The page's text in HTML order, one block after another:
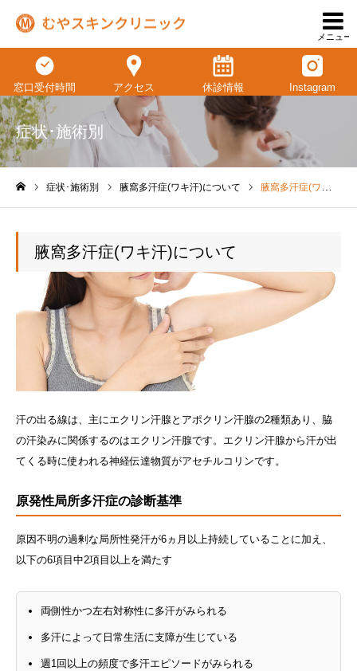
メニュー
窓口受付時間 アクセス 休診情報 Instagram
症状･施術別
症状･施術別 腋窩多汗症(ワキ汗)について 腋窩多汗症(ワキ汗)について
腋窩多汗症(ワキ汗)について
汗の出る線は、主にエクリン汗腺とアポクリン汗腺の2種類あり、脇
の汗染みに関係するのはエクリン汗腺です。エクリン汗腺から汗が出
てくる時に使われる神経伝達物質がアセチルコリンです。
原発性局所多汗症の診断基準
原因不明の過剰な局所性発汗が6ヵ月以上持続していることに加え、
以下の6項目中2項目以上を満たす
両側性かつ左右対称性に多汗がみられる
多汗によって日常生活に支障が生じている
週1回以上の頻度で多汗エピソードがみられる